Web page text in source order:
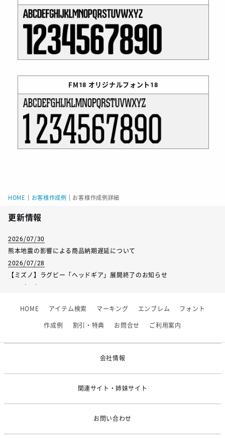
FM18 オリジナルフォント18
HOME お客様作成例 お客様作成例詳細
更新情報
2026/07/30
熊本地震の影響による商品納期遅延について
2026/07/28
【ミズノ】ラグビー「ヘッドギア」展開終了のお知らせ
2026/07/01
2026/06/09
【アシックス】一部商品「生地の在庫限り」廃盤のお知らせ
HOME アイテム検索 マーキング エンブレム フォント
作成例 割引・特典 お問合せ ご利用案内
会社情報
関連サイト・姉妹サイト
お問い合わせ